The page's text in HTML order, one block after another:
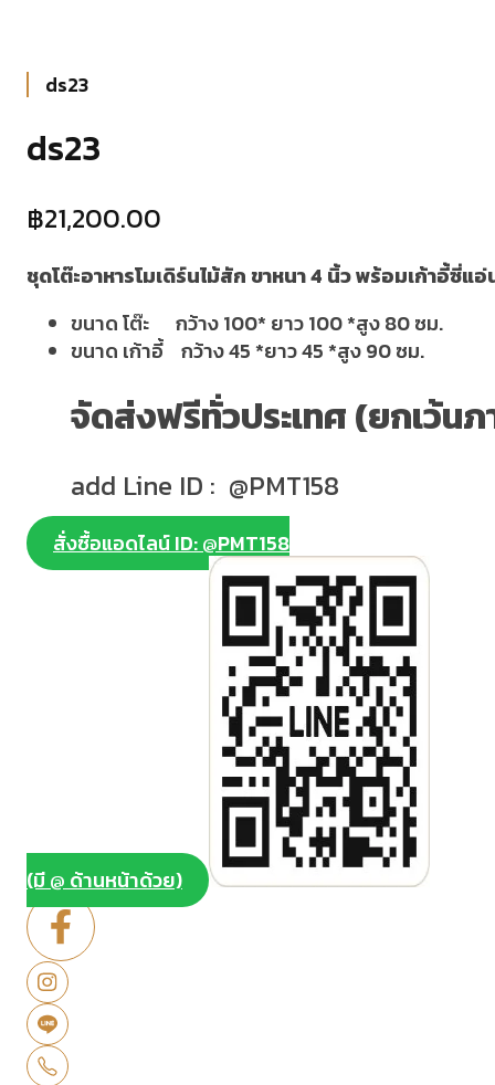
ds23
ds23
฿21,200.00
ชุดโต๊ะอาหารโมเดิร์นไม้สัก ขาหนา 4 นิ้ว พร้อมเก้าอี้ซี่แ
ขนาด โต๊ะ กว้าง 100* ยาว 100 *สูง 80 ซม.
ขนาด เก้าอี้ กว้าง 45 *ยาว 45 *สูง 90 ซม.
จัดส่งฟรีทั่วประเทศ (ยกเว้นภ
add Line ID : @PMT158
สั่งซื้อแอดไลน์ ID: @PMT158
(มี @ ด้านหน้าด้วย)